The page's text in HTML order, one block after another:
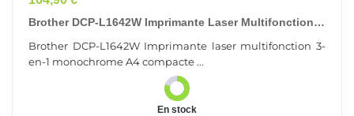
Brother DCP-L1642W Imprimante Laser Multifonction
Brother DCP-L1642W Imprimante laser multifonction 3-
en-1 monochrome A4 compacte ...
En stock